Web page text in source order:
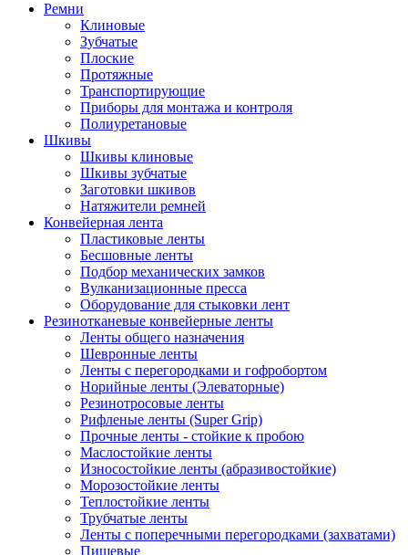
Ремни
Клиновые
Зубчатые
Плоские
Протяжные
Транспортирующие
Приборы для монтажа и контроля
Полиуретановые
Шкивы
Шкивы клиновые
Шкивы зубчатые
Заготовки шкивов
Натяжители ремней
Конвейерная лента
Пластиковые ленты
Бесшовные ленты
Подбор механических замков
Вулканизационные пресса
Оборудование для стыковки лент
Резинотканевые конвейерные ленты
Ленты общего назначения
Шевронные ленты
Ленты с перегородками и гофробортом
Норийные ленты (Элеваторные)
Резинотросовые ленты
Рифленые ленты (Super Grip)
Прочные ленты - стойкие к пробою
Маслостойкие ленты
Износостойкие ленты (абразивостойкие)
Морозостойкие ленты
Теплостойкие ленты
Трубчатые ленты
Ленты с поперечными перегородками (захватами)
Пищевые